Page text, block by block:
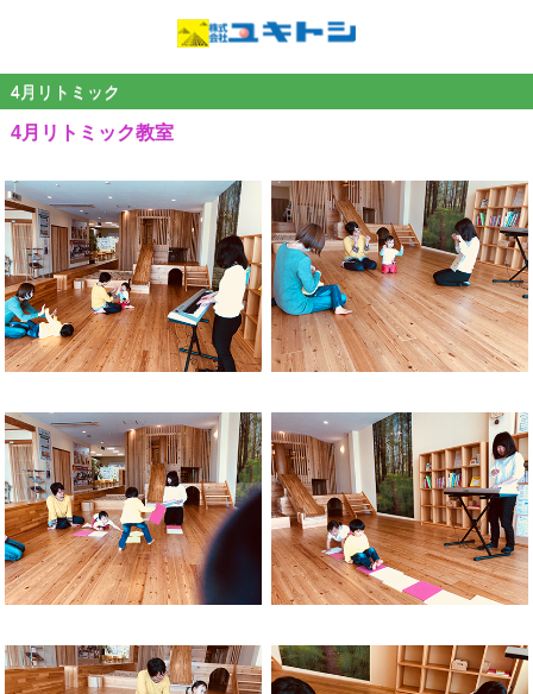
4月リトミック
4月リトミック教室